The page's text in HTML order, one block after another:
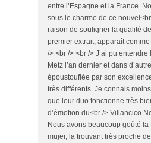
entre l’Espagne et la France.
sous le charme de ce
raison de souligner la qualité
premier extrait, apparaît
/> <br /> <br /> J’ai pu
Metz l’an dernier et dans
époustouflée par son
très différents. Je connais
que leur duo fonctionne très
d’émotion du<br /> Villancico
Nous avons beaucoup goûté
mujer, la trouvant très proche